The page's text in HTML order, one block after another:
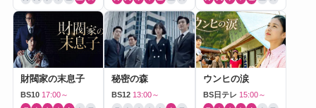
財閥家の末息子
BS10 17:00～
秘密の森
BS12 13:00～
ウンヒの涙
BS日テレ 15:00～